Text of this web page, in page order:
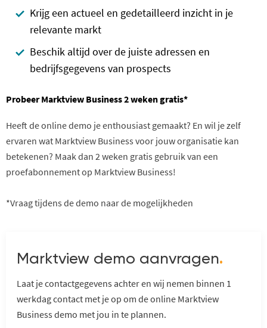
Krijg een actueel en gedetailleerd inzicht in je
relevante markt
Beschik altijd over de juiste adressen en
bedrijfsgegevens van prospects
Probeer Marktview Business 2 weken gratis*
Heeft de online demo je enthousiast gemaakt? En wil je zelf
ervaren wat Marktview Business voor jouw organisatie kan
betekenen? Maak dan 2 weken gratis gebruik van een
proefabonnement op Marktview Business!
*Vraag tijdens de demo naar de mogelijkheden
Marktview demo aanvragen.
Laat je contactgegevens achter en wij nemen binnen 1
werkdag contact met je op om de online Marktview
Business demo met jou in te plannen.